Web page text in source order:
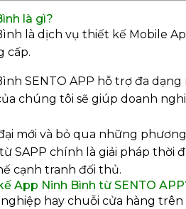
là gì?
là dịch vụ thiết kế Mobile
cấp.
SENTO APP hỗ trợ đa
chúng tôi sẽ giúp doanh
mới và bỏ qua những
SAPP chính là giải pháp thời
cạnh tranh đối thủ.
App Ninh Bình từ SENTO
nghiệp hay chuỗi cửa hàng